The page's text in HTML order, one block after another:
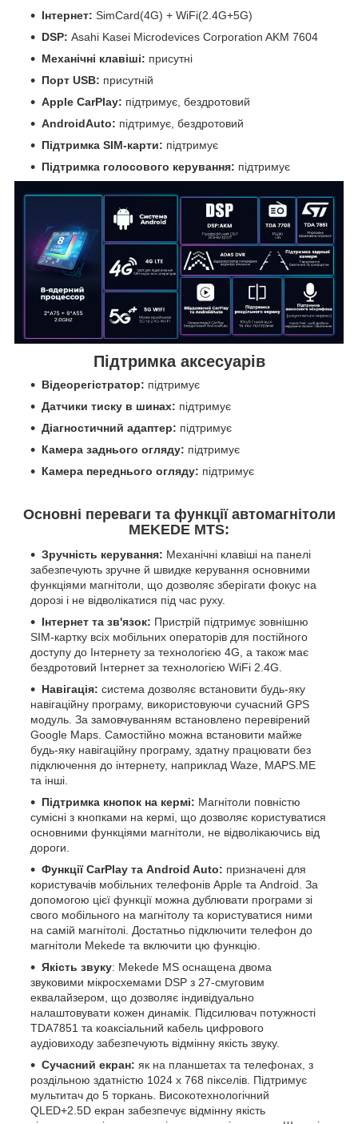
Інтернет: SimCard(4G) + WiFi(2.4G+5G)
DSP: Asahi Kasei Microdevices Corporation AKM 7604
Механічні клавіші: присутні
Порт USB: присутній
Apple CarPlay: підтримує, бездротовий
AndroidAuto: підтримує, бездротовий
Підтримка SIM-карти: підтримує
Підтримка голосового керування: підтримує
Підтримка аксесуарів
Відеорегістратор: підтримує
Датчики тиску в шинах: підтримує
Діагностичний адаптер: підтримує
Камера заднього огляду: підтримує
Камера переднього огляду: підтримує
Основні переваги та функції автомагнітоли
MEKEDE MTS:
Зручність керування: Механічні клавіші на панелі
забезпечують зручне й швидке керування основними
функціями магнітоли, що дозволяє зберігати фокус на
дорозі і не відволікатися під час руху.
Інтернет та зв'язок: Пристрій підтримує зовнішню
SIM-картку всіх мобільних операторів для постійного
доступу до Інтернету за технологією 4G, а також має
бездротовий Інтернет за технологією WiFi 2.4G.
Навігація: система дозволяє встановити будь-яку
навігаційну програму, використовуючи сучасний GPS
модуль. За замовчуванням встановлено перевірений
Google Maps. Самостійно можна встановити майже
будь-яку навігаційну програму, здатну працювати без
підключення до інтернету, наприклад Waze, MAPS.ME
та інші.
Підтримка кнопок на кермі: Магнітоли повністю
сумісні з кнопками на кермі, що дозволяє користуватися
основними функціями магнітоли, не відволікаючись від
дороги.
Функції CarPlay та Android Auto: призначені для
користувачів мобільних телефонів Apple та Android. За
допомогою цієї функції можна дублювати програми зі
свого мобільного на магнітолу та користуватися ними
на самій магнітолі. Достатньо підключити телефон до
магнітоли Mekede та включити цю функцію.
Якість звуку: Mekede MS оснащена двома
звуковими мікросхемами DSP з 27-смуговим
еквалайзером, що дозволяє індивідуально
налаштовувати кожен динамік. Підсилювач потужності
TDA7851 та коаксіальний кабель цифрового
аудіовиходу забезпечують відмінну якість звуку.
Сучасний екран: як на планшетах та телефонах, з
роздільною здатністю 1024 х 768 пікселів. Підтримує
мультитач до 5 торкань. Високотехнологічний
QLED+2.5D екран забезпечує відмінну якість